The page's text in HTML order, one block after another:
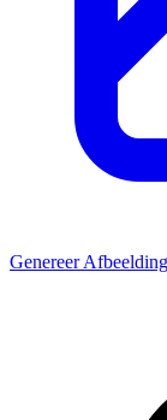
Genereer Afbeelding